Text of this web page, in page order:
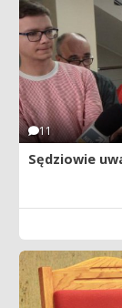
11
Sędziowie